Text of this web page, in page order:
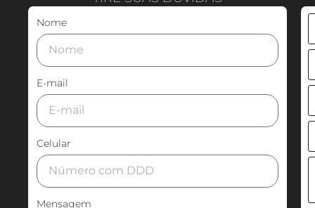
Nome
E-mail
Celular
Mensagem